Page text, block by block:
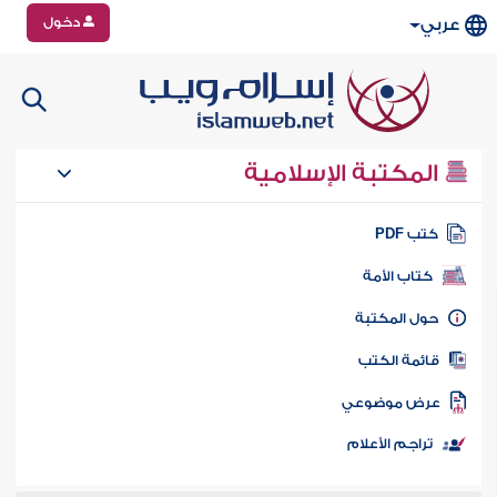
عربي دخول
المكتبة الإسلامية
كتب PDF
كتاب الأمة
المكتبة
الكتب
موضوعي